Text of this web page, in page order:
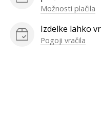
Možnosti plačila
Izdelke lahko
Pogoji vračila